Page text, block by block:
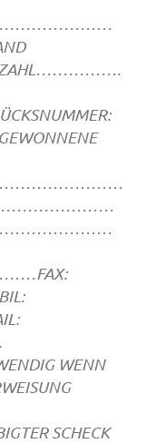
WENN
SCHECK